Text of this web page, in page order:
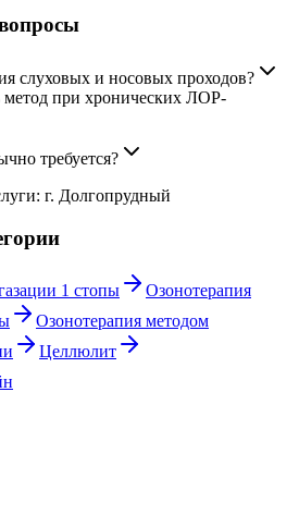
слуховых и носовых проходов?
при хронических ЛОР-
требуется?
г. Долгопрудный
1 стопы
Озонотерапия
Озонотерапия методом
Целлюлит